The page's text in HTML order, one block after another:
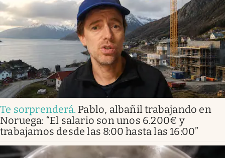
Te sorprenderá. Pablo, albañil trabajando en
Noruega: “El salario son unos 6.200€ y
trabajamos desde las 8:00 hasta las 16:00”